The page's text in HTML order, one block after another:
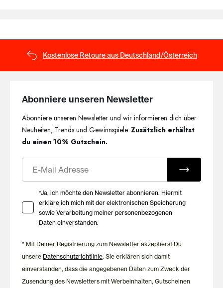
Kostenlose Retoure aus Deutschland/Österreich
Abonniere unseren Newsletter
Abonniere unseren Newsletter und wir informieren dich über
Neuheiten, Trends und Gewinnspiele.Zusätzlich erhältst
du einen 10% Gutschein.
Ihre Zustimmung zu Marketing E-Mails
*Ja, ich möchte den Newsletter abonnieren. Hiermit
erkläre ich mich mit der elektronischen Speicherung
sowie Verarbeitung meiner personenbezogenen
Daten einverstanden.
* Mit Deiner Registrierung zum Newsletter akzeptierst Du
unsere Datenschutzrichtlinie. Sie erklären sich damit
einverstanden, dass die angegebenen Daten zum Zweck der
Zusendung des Newsletters mit Werbeinhalten, Gutscheinen